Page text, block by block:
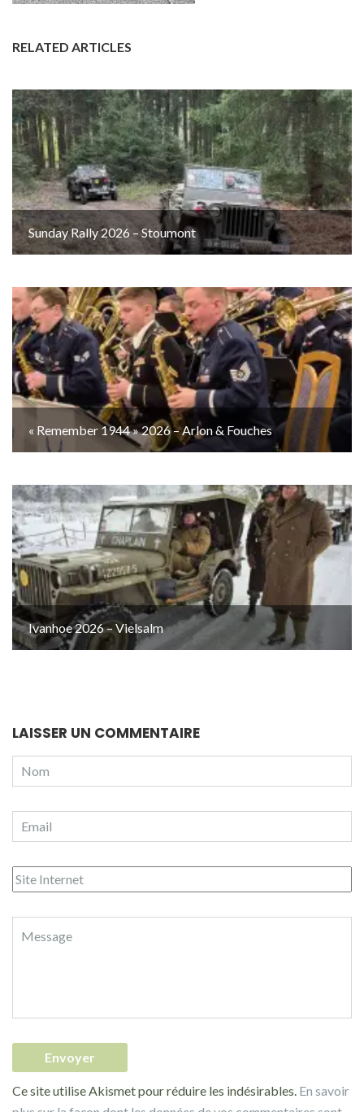
RELATED ARTICLES
Sunday Rally 2026 – Stoumont
« Remember 1944 » 2026 – Arlon & Fouches
Ivanhoe 2026 – Vielsalm
LAISSER UN COMMENTAIRE
Ce site utilise Akismet pour réduire les indésirables. En savoir